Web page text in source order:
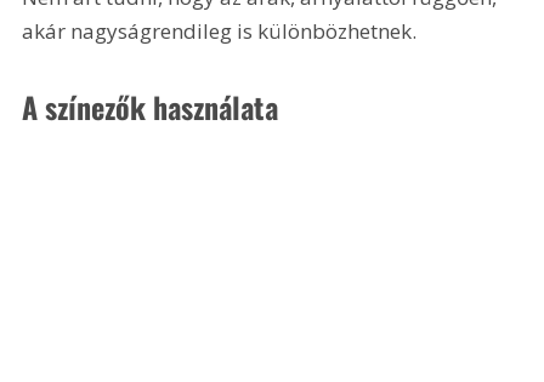
akár nagyságrendileg is különbözhetnek.
A színezők használata